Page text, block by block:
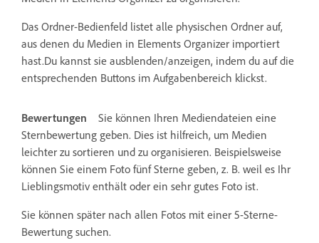
Das Ordner-Bedienfeld listet alle physischen Ordner auf,
aus denen du Medien in Elements Organizer importiert
hast.Du kannst sie ausblenden/anzeigen, indem du auf die
entsprechenden Buttons im Aufgabenbereich klickst.
Bewertungen
Sie können Ihren Mediendateien eine
Sternbewertung geben. Dies ist hilfreich, um Medien
leichter zu sortieren und zu organisieren. Beispielsweise
können Sie einem Foto fünf Sterne geben, z. B. weil es Ihr
Lieblingsmotiv enthält oder ein sehr gutes Foto ist.
Sie können später nach allen Fotos mit einer 5-Sterne-
Bewertung suchen.